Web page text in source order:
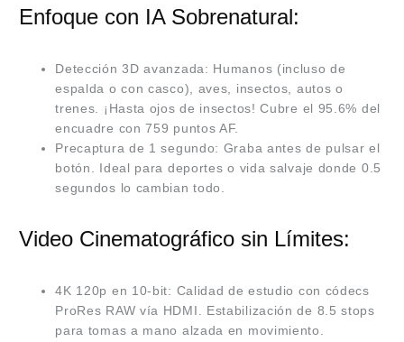
Enfoque con IA Sobrenatural:
Detección 3D avanzada: Humanos (incluso de
espalda o con casco), aves, insectos, autos o
trenes. ¡Hasta ojos de insectos! Cubre el 95.6% del
encuadre con 759 puntos AF.
Precaptura de 1 segundo: Graba antes de pulsar el
botón. Ideal para deportes o vida salvaje donde 0.5
segundos lo cambian todo.
Video Cinematográfico sin Límites:
4K 120p en 10-bit: Calidad de estudio con códecs
ProRes RAW vía HDMI. Estabilización de 8.5 stops
para tomas a mano alzada en movimiento.